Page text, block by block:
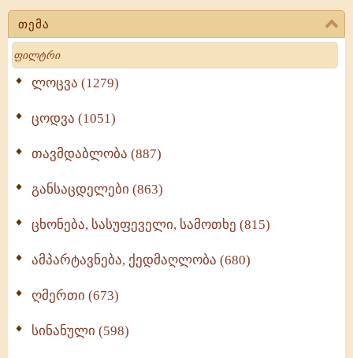
თემა
Search
ლოცვა (1279)
ცოდვა (1051)
თავმდაბლობა (887)
განსაცდელები (863)
ცხონება, სასუფეველი, სამოთხე (815)
ამპარტავნება, ქედმაღლობა (680)
ღმერთი (673)
სინანული (598)